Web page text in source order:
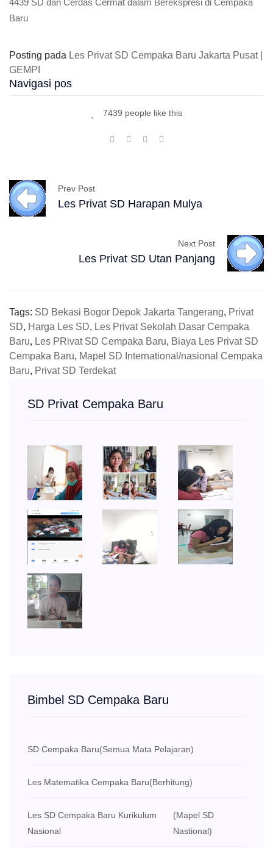
4439 SD dan Cerdas Cermat dalam Berekspresi di Cempaka
Baru
Posting pada Les Privat SD Cempaka Baru Jakarta Pusat |
GEMPI
Navigasi pos
7439 people like this
Prev Post
Les Privat SD Harapan Mulya
Next Post
Les Privat SD Utan Panjang
Tags: SD Bekasi Bogor Depok Jakarta Tangerang, Privat
SD, Harga Les SD, Les Privat Sekolah Dasar Cempaka
Baru, Les PRivat SD Cempaka Baru, Biaya Les Privat SD
Cempaka Baru, Mapel SD International/nasional Cempaka
Baru, Privat SD Terdekat
SD Privat Cempaka Baru
Bimbel SD Cempaka Baru
SD Cempaka Baru(Semua Mata Pelajaran)
Les Matematika Cempaka Baru(Berhitung)
Les SD Cempaka Baru Kurikulum
Nasional
(Mapel SD
Nastional)